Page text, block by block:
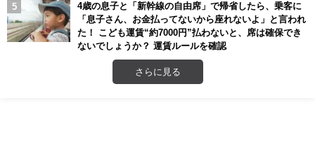
4歳の息子と「新幹線の自由席」で帰省したら、乗客に
「息子さん、お金払ってないから座れないよ」と言われ
た！ こども運賃“約7000円”払わないと、席は確保でき
ないでしょうか？ 運賃ルールを確認
さらに見る